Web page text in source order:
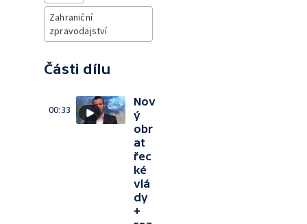
Zahraniční
zpravodajství
Části dílu
00:33
Nov
ý
obr
at
řec
ké
vlá
dy
+